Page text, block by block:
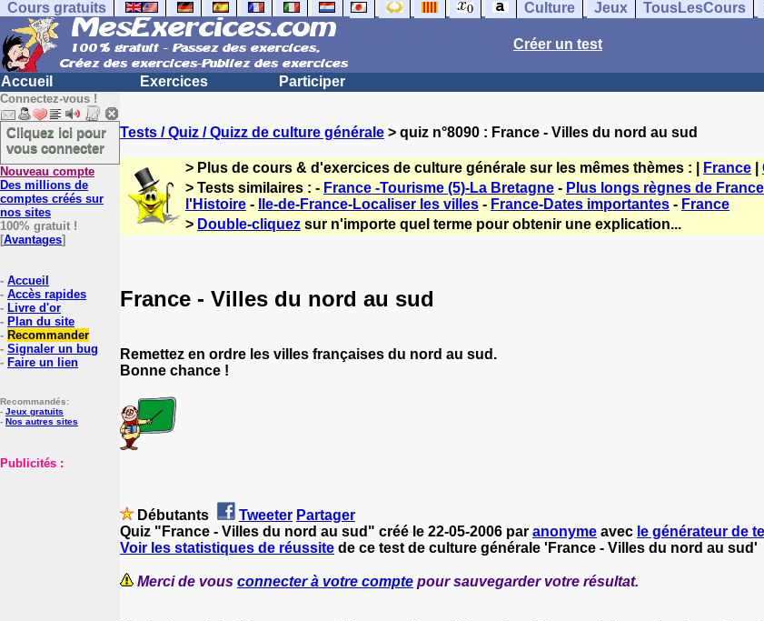
Cours gratuits Culture Jeux TousLesCours
Créer un test
Accueil Exercices Participer
Connectez-vous !
Cliquez ici pour
vous connecter
Nouveau compte
Des millions de
comptes créés sur
nos sites
100% gratuit !
[Avantages]
- Accueil
- Accès rapides
- Livre d'or
- Plan du site
- Recommander
- Signaler un bug
- Faire un lien
Recommandés:
- Jeux gratuits
- Nos autres sites
Publicités :
Tests / Quiz / Quizz de culture générale > quiz n°8090 : France - Villes du nord au sud
> Plus de cours & d'exercices de culture générale sur les mêmes thèmes : | France
> Tests similaires : - France -Tourisme (5)-La Bretagne - Plus longs règnes de France
l'Histoire - Ile-de-France-Localiser les villes - France-Dates importantes - France
> Double-cliquez sur n'importe quel terme pour obtenir une explication...
France - Villes du nord au sud
Remettez en ordre les villes françaises du nord au sud.
Bonne chance !
Débutants Tweeter Partager
Quiz "France - Villes du nord au sud" créé le 22-05-2006 par anonyme avec le générateur de
Voir les statistiques de réussite de ce test de culture générale 'France - Villes du nord au sud'
Merci de vous connecter à votre compte pour sauvegarder votre résultat.